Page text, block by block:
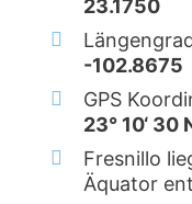
23.1750
-102.8675
GPS
23° 10‘ 30
Fresnillo
Äquator